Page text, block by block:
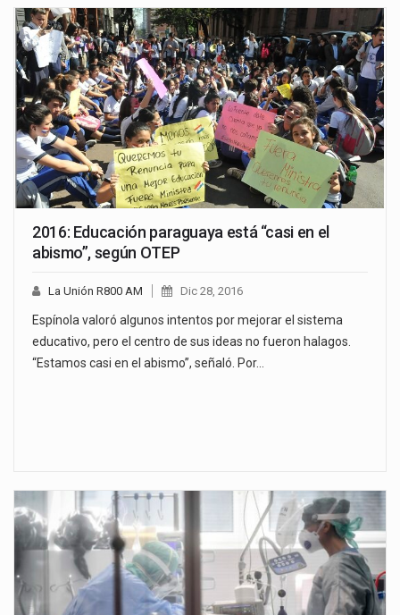
2016: Educación paraguaya está “casi en el
abismo”, según OTEP
La Unión R800 AM Dic 28, 2016
Espínola valoró algunos intentos por mejorar el sistema
educativo, pero el centro de sus ideas no fueron halagos.
“Estamos casi en el abismo”, señaló. Por…